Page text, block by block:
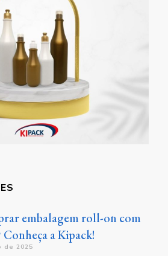
embalagem roll-on com
a Kipack!
de 2025